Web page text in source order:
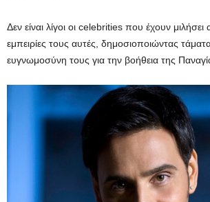
Δεν είναι λίγοι οι celebrities που έχουν μιλήσει
εμπειρίες τους αυτές, δημοσιοποιώντας
ευγνωμοσύνη τους για την βοήθεια της